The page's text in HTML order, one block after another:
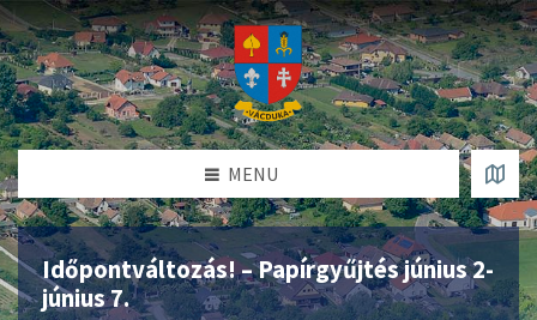
MENU
Időpontváltozás! – Papírgyűjtés június 2-
június 7.